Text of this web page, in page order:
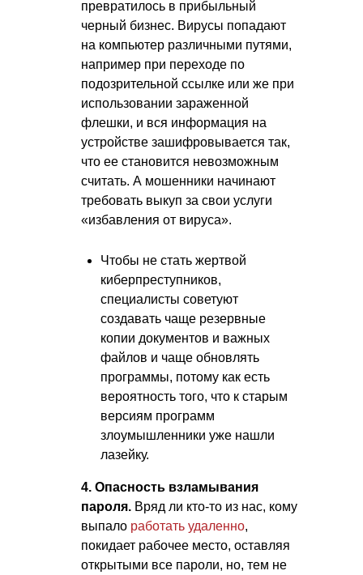
превратилось в прибыльный
черный бизнес. Вирусы попадают
на компьютер различными путями,
например при переходе по
подозрительной ссылке или же при
использовании зараженной
флешки, и вся информация на
устройстве зашифровывается так,
что ее становится невозможным
считать. А мошенники начинают
требовать выкуп за свои услуги
«избавления от вируса».
Чтобы не стать жертвой
киберпреступников,
специалисты советуют
создавать чаще резервные
копии документов и важных
файлов и чаще обновлять
программы, потому как есть
вероятность того, что к старым
версиям программ
злоумышленники уже нашли
лазейку.
4. Опасность взламывания
пароля. Вряд ли кто-то из нас, кому
выпало работать удаленно,
покидает рабочее место, оставляя
открытыми все пароли, но, тем не